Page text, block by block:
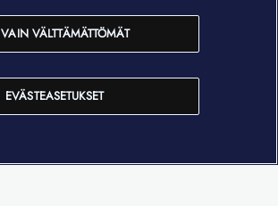
EVÄSTEASETUKSET
VAIN VÄLTTÄMÄTTÖMÄT